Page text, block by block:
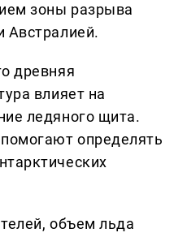
зоны разрыва
Австралией.
древняя
влияет на
ледяного щита.
определять
объем льда